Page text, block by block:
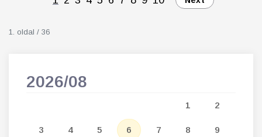
1. oldal / 36
2026/08
1 2
3 4 5 6 7 8 9